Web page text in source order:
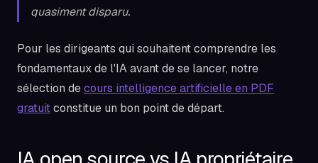
quasiment disparu.
Pour les dirigeants qui souhaitent comprendre les
fondamentaux de l'IA avant de se lancer, notre
sélection decours intelligence artificielle en PDF
gratuitconstitue un bon point de départ.